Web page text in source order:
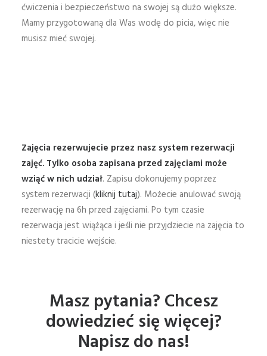
ćwiczenia i bezpieczeństwo na swojej są dużo większe.
Mamy przygotowaną dla Was wodę do picia, więc nie
musisz mieć swojej.
Zajęcia rezerwujecie przez nasz system rezerwacji
zajęć. Tylko osoba zapisana przed zajęciami może
wziąć w nich udział. Zapisu dokonujemy poprzez
system rezerwacji (kliknij tutaj). Możecie anulować swoją
rezerwację na 6h przed zajęciami. Po tym czasie
rezerwacja jest wiążąca i jeśli nie przyjdziecie na zajęcia to
niestety tracicie wejście.
Masz pytania? Chcesz
dowiedzieć się więcej?
Napisz do nas!